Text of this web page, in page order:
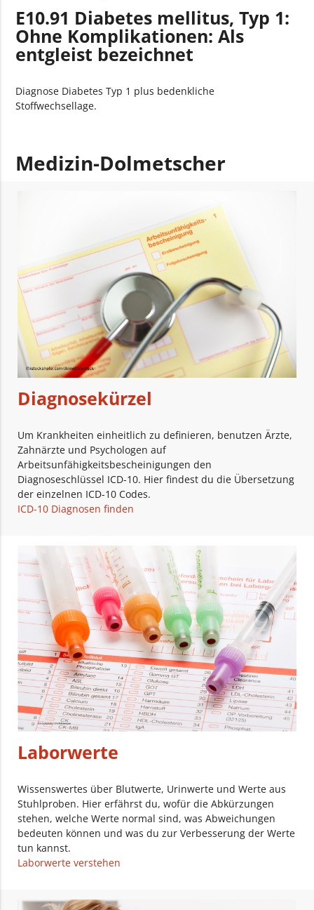
E10.91 Diabetes mellitus, Typ 1:
Ohne Komplikationen: Als
entgleist bezeichnet
Diagnose Diabetes Typ 1 plus bedenkliche
Stoffwechsellage.
Medizin-Dolmetscher
Diagnosekürzel
Um Krankheiten einheitlich zu definieren, benutzen Ärzte,
Zahnärzte und Psychologen auf
Arbeitsunfähigkeitsbescheinigungen den
Diagnoseschlüssel ICD-10. Hier findest du die Übersetzung
der einzelnen ICD-10 Codes.
ICD-10 Diagnosen finden
Laborwerte
Wissenswertes über Blutwerte, Urinwerte und Werte aus
Stuhlproben. Hier erfährst du, wofür die Abkürzungen
stehen, welche Werte normal sind, was Abweichungen
bedeuten können und was du zur Verbesserung der Werte
tun kannst.
Laborwerte verstehen